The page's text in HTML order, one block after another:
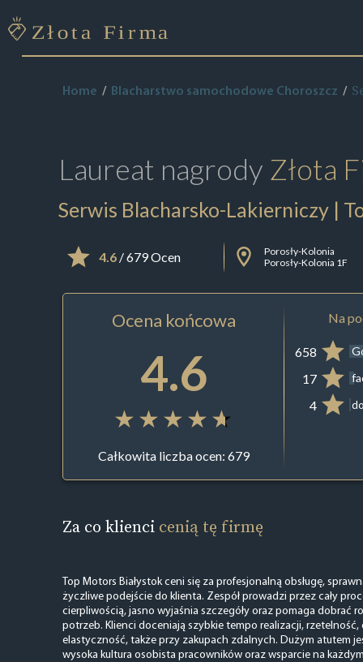
Home Blacharstwo samochodowe Choroszcz
Laureat nagrody Złota
Serwis Blacharsko-Lakierniczy |
4.6/ 679 Ocen
Porosły-Kolonia
Porosły-Kolonia 1F
Ocena końcowa
4.6
Całkowita liczba ocen: 679
Na
658
17
4
Za co klienci cenią tę firmę
Top Motors Białystok ceni się za profesjonalną obsługę,
życzliwe podejście do klienta. Zespół prowadzi przez cały
cierpliwością, jasno wyjaśnia szczegóły oraz pomaga dobrać
potrzeb. Klienci doceniają szybkie tempo realizacji, rzetelność,
elastyczność, także przy zakupach zdalnych. Dużym atutem
wysoka kultura osobista pracowników oraz wsparcie na